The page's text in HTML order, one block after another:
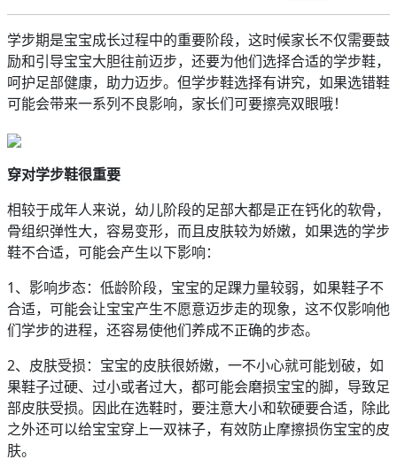
学步期是宝宝成长过程中的重要阶段，这时候家长不仅需要鼓
励和引导宝宝大胆往前迈步，还要为他们选择合适的学步鞋，
呵护足部健康，助力迈步。但学步鞋选择有讲究，如果选错鞋
可能会带来一系列不良影响，家长们可要擦亮双眼哦！
穿对学步鞋很重要
相较于成年人来说，幼儿阶段的足部大都是正在钙化的软骨，
骨组织弹性大，容易变形，而且皮肤较为娇嫩，如果选的学步
鞋不合适，可能会产生以下影响：
1、影响步态：低龄阶段，宝宝的足踝力量较弱，如果鞋子不
合适，可能会让宝宝产生不愿意迈步走的现象，这不仅影响他
们学步的进程，还容易使他们养成不正确的步态。
2、皮肤受损：宝宝的皮肤很娇嫩，一不小心就可能划破，如
果鞋子过硬、过小或者过大，都可能会磨损宝宝的脚，导致足
部皮肤受损。因此在选鞋时，要注意大小和软硬要合适，除此
之外还可以给宝宝穿上一双袜子，有效防止摩擦损伤宝宝的皮
肤。